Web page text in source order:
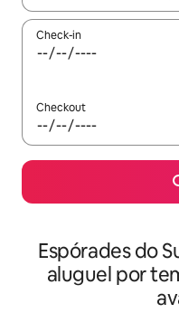
Check-in
Checkout
Espórades do
aluguel por